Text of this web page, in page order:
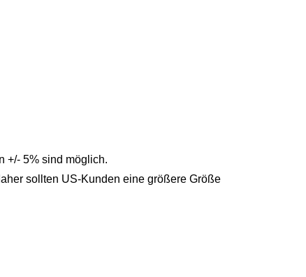
+/- 5% sind möglich.
sollten US-Kunden eine größere Größe